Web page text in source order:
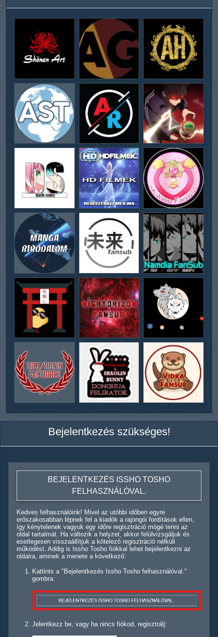
Bejelentkezés szükséges!
BEJELENTKEZÉS ISSHO TOSHO
FELHASZNÁLÓVAL.
Kedves felhasználóink! Mivel az utóbbi időben egyre
erőszakosabban lépnek fel a kiadók a rajongói fordítások ellen,
így kénytelenek vagyuk egy időre regisztráció mögé tenni az
oldal tartalmát. Ha változik a helyzet, akkor felülvizsgáljuk és
esetlegesen visszaállítjuk a kötelező regisztráció nélküli
működést. Addig is Issho Tosho fiókkal lehet bejelentkezni az
oldalra, aminek a menete a következő:
Kattints a "Bejelentkezés Issho Tosho felhasználóval."
gombra:
Jelentkezz be, vagy ha nincs fiókod, regisztrálj: